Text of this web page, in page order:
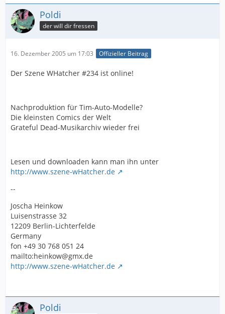
Poldi
der will dir fressen
16. Dezember 2005 um 17:03 Offizieller Beitrag
Der Szene WHatcher #234 ist online!
Nachproduktion für Tim-Auto-Modelle?
Die kleinsten Comics der Welt
Grateful Dead-Musikarchiv wieder frei
Lesen und downloaden kann man ihn unter
http://www.szene-wHatcher.de
--
Joscha Heinkow
Luisenstrasse 32
12209 Berlin-Lichterfelde
Germany
fon +49 30 768 051 24
mailto:heinkow@gmx.de
http://www.szene-wHatcher.de
Poldi